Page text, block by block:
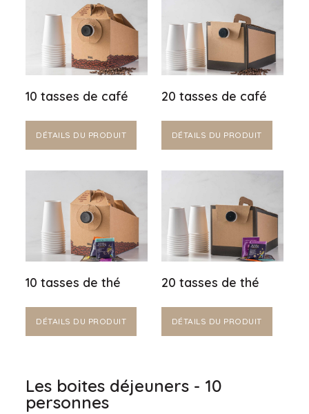
10 tasses de café
DÉTAILS DU PRODUIT
20 tasses de café
DÉTAILS DU PRODUIT
10 tasses de thé
DÉTAILS DU PRODUIT
20 tasses de thé
DÉTAILS DU PRODUIT
Les boites déjeuners - 10
personnes